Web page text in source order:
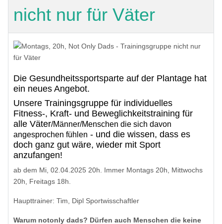
nicht nur für Väter
Die Gesundheitssportsparte auf der Plantage hat
ein neues Angebot.
Unsere Trainingsgruppe für individuelles
Fitness-, Kraft- und Beweglichkeitstraining für
alle Väter/Männer/Menschen die sich davon
angesprochen fühlen - und die wissen, dass es
doch ganz gut wäre, wieder mit Sport
anzufangen!
ab dem Mi, 02.04.2025 20h. Immer Montags 20h, Mittwochs
20h, Freitags 18h.
Haupttrainer: Tim, Dipl Sportwisschaftler
Warum notonly dads? Dürfen auch Menschen die keine